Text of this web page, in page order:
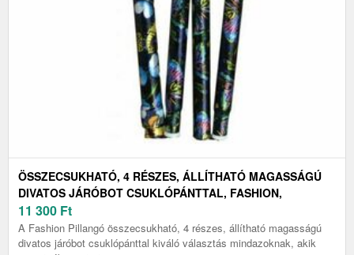
ÖSSZECSUKHATÓ, 4 RÉSZES, ÁLLÍTHATÓ MAGASSÁGÚ
DIVATOS JÁRÓBOT CSUKLÓPÁNTTAL, FASHION,
PILLANGÓ
11 300 Ft
A Fashion Pillangó összecsukható, 4 részes, állítható magasságú
divatos járóbot csuklópánttal kiváló választás mindazoknak, akik